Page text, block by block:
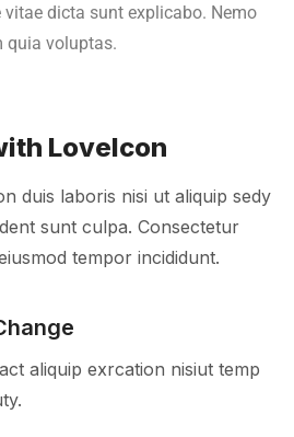
dicta sunt explicabo. Nemo
quia voluptas.
LoveIcon
duis laboris nisi ut aliquip sedy
sunt culpa. Consectetur
tempor incididunt.
aliquip exrcation nisiut temp